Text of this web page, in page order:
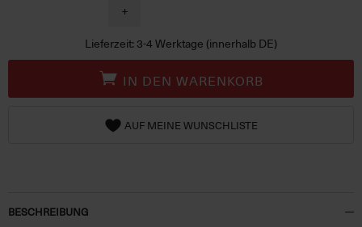
+
Lieferzeit: 3-4 Werktage (innerhalb DE)
IN DEN WARENKORB
AUF MEINE WUNSCHLISTE
BESCHREIBUNG